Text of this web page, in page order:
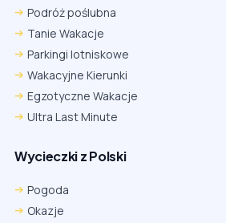
Podróż poślubna
Tanie Wakacje
Parkingi lotniskowe
Wakacyjne Kierunki
Egzotyczne Wakacje
Ultra Last Minute
Wycieczki z Polski
Pogoda
Okazje